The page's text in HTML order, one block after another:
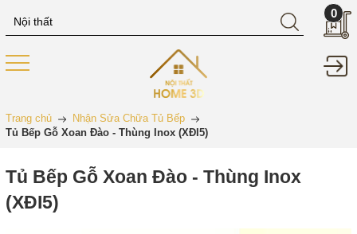
0
Trang chủ
Nhận Sửa Chữa Tủ Bếp
Tủ Bếp Gỗ Xoan Đào - Thùng Inox (XĐI5)
Tủ Bếp Gỗ Xoan Đào - Thùng Inox
(XĐI5)